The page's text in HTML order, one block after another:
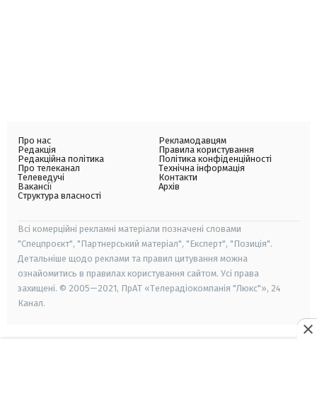
Про нас
Редакція
Редакційна політика
Про телеканал
Телеведучі
Вакансії
Структура власності
Рекламодавцям
Правила користування
Політика конфіденційності
Технічна інформація
Контакти
Архів
Всі комерційні рекламні матеріали позначені словами
"Спецпроєкт", "Партнерський матеріал", "Експерт", "Позиція".
Детальніше щодо реклами та правил цитування можна
ознайомитись в правилах користування сайтом. Усі права
захищені. © 2005—2021, ПрАТ «Телерадіокомпанія "Люкс"», 24
Канал.